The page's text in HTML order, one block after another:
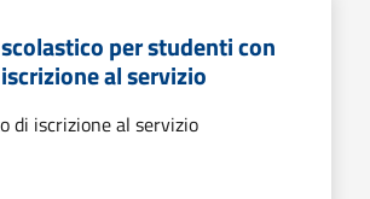
per studenti con
al servizio
di iscrizione al servizio